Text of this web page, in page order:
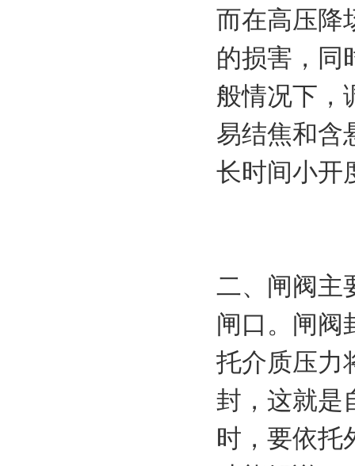
而在高压降
的损害，同
般情况下，
易结焦和含
长时间小开
二、闸阀主
闸口。闸阀
托介质压力
封，这就是
时，要依托